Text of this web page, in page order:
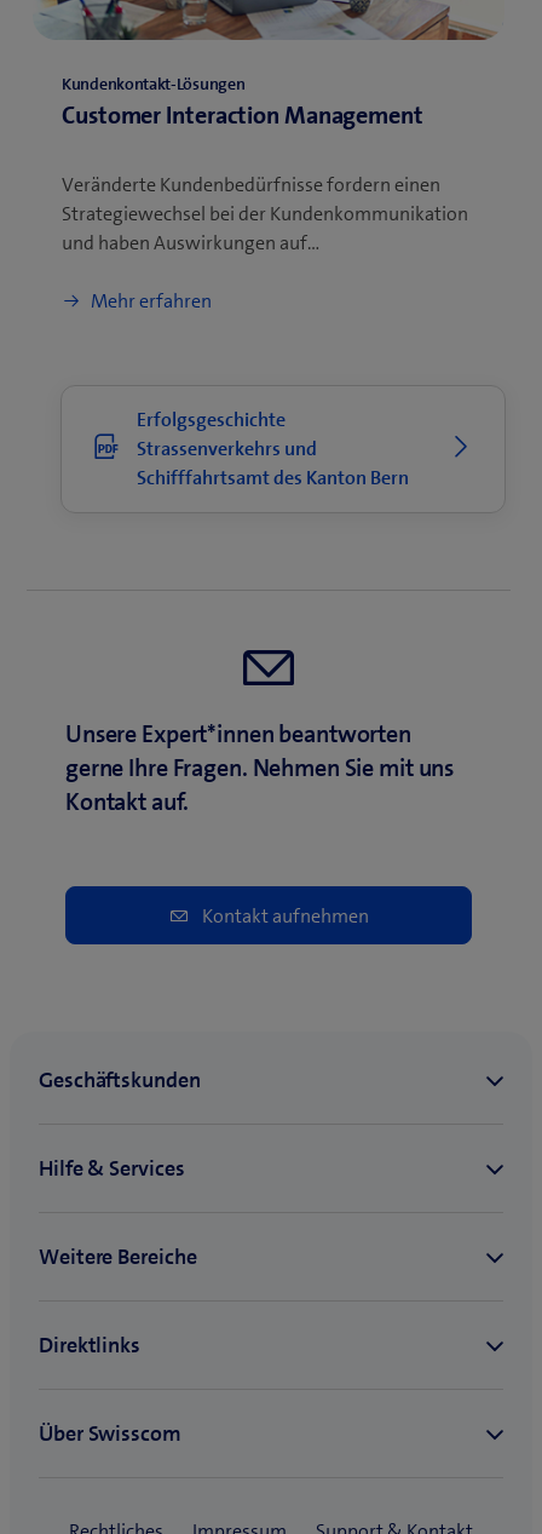
Kundenkontakt-Lösungen
Customer Interaction Management
Veränderte Kundenbedürfnisse fordern einen
Strategiewechsel bei der Kundenkommunikation
und haben Auswirkungen auf…
Mehr erfahren
Erfolgsgeschichte
Strassenverkehrs und
Schifffahrtsamt des Kanton Bern
Unsere Expert*innen beantworten
gerne Ihre Fragen. Nehmen Sie mit uns
Kontakt auf.
Kontakt aufnehmen